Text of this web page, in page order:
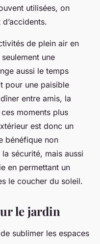
utilisées, on
de plein air en
une
aussi le temps
pour une paisible
entre amis, la
moments plus
est donc un
bénéfique non
sécurité, mais aussi
en permettant un
le coucher du soleil.
le jardin
sublimer les espaces